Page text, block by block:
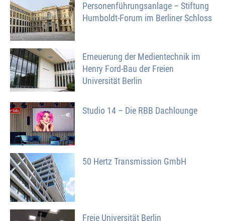
Personenführungsanlage – Stiftung
Humboldt-Forum im Berliner Schloss
Erneuerung der Medientechnik im
Henry Ford-Bau der Freien
Universität Berlin
Studio 14 – Die RBB Dachlounge
50 Hertz Transmission GmbH
Freie Universität Berlin